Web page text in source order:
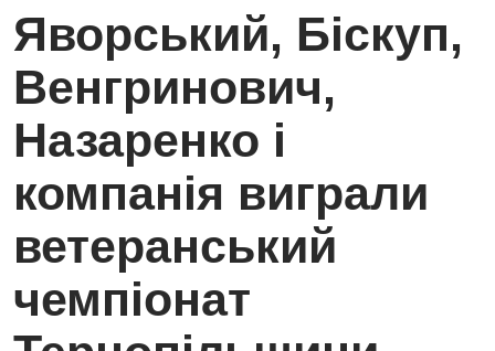
Яворський, Біскуп,
Венгринович,
Назаренко і
компанія виграли
ветеранський
чемпіонат